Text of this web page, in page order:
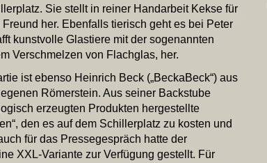
Sie stellt in reiner Handarbeit Kekse für
her. Ebenfalls tierisch geht es bei Peter
kunstvolle Glastiere mit der sogenannten
Verschmelzen von Flachglas, her.
ist ebenso Heinrich Beck („BeckaBeck“) aus
Römerstein. Aus seiner Backstube
erzeugten Produkten hergestellte
den es auf dem Schillerplatz zu kosten und
für das Pressegespräch hatte der
XXL-Variante zur Verfügung gestellt. Für